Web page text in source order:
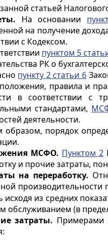
статьей
На основании
на получение
с Кодексом.
пунктом 5
РК о
пункту 2 статьи 6
правила и
в соответствии с
стандартами,
деятельности.
образом, порядок
МСФО. Пунктом 2
и прочие затраты,
на переработку.
исходя из средних
обслуживанием (в
затраты. Примерами